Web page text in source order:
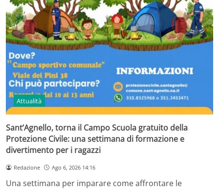
Attualità
Sant’Agnello, torna il Campo Scuola gratuito della
Protezione Civile: una settimana di formazione e
divertimento per i ragazzi
Redazione Ago 6, 2026 14:16
Una settimana per imparare come affrontare le